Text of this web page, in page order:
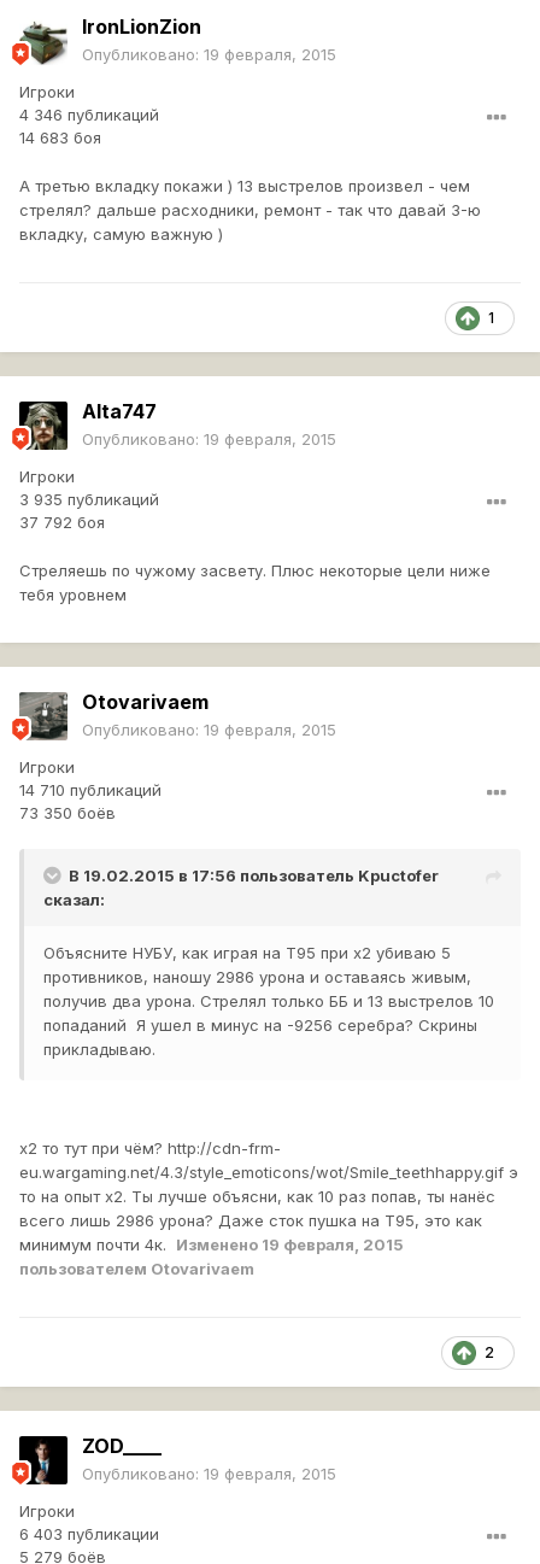
IronLionZion
Опубликовано: 19 февраля, 2015
Игроки
4 346 публикаций
14 683 боя
А третью вкладку покажи ) 13 выстрелов произвел - чем
стрелял? дальше расходники, ремонт - так что давай 3-ю
вкладку, самую важную )
1
Alta747
Опубликовано: 19 февраля, 2015
Игроки
3 935 публикаций
37 792 боя
Стреляешь по чужому засвету. Плюс некоторые цели ниже
тебя уровнем
Otovarivaem
Опубликовано: 19 февраля, 2015
Игроки
14 710 публикаций
73 350 боёв
В 19.02.2015 в 17:56 пользователь Kpuctofer
сказал:
Объясните НУБУ, как играя на Т95 при х2 убиваю 5
противников, наношу 2986 урона и оставаясь живым,
получив два урона. Стрелял только ББ и 13 выстрелов 10
попаданий Я ушел в минус на -9256 серебра? Скрины
прикладываю.
х2 то тут при чём? http://cdn-frm-
eu.wargaming.net/4.3/style_emoticons/wot/Smile_teethhappy.gif э
то на опыт х2. Ты лучше объясни, как 10 раз попав, ты нанёс
всего лишь 2986 урона? Даже сток пушка на Т95, это как
минимум почти 4к. Изменено 19 февраля, 2015
пользователем Otovarivaem
2
ZOD____
Опубликовано: 19 февраля, 2015
Игроки
6 403 публикации
5 279 боёв